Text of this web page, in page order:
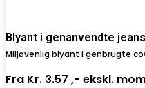
Blyant i genanvendte
Miljøvenlig blyant i genbrugte
Fra Kr. 3.57 ,- ekskl.